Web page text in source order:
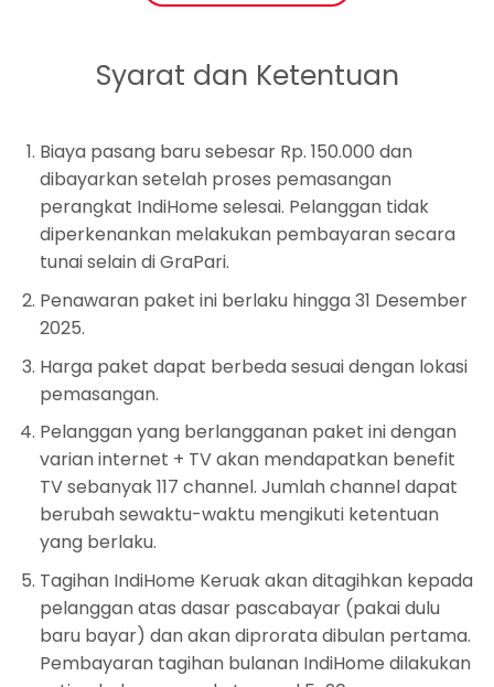
Syarat dan Ketentuan
Biaya pasang baru sebesar Rp. 150.000 dan
dibayarkan setelah proses pemasangan
perangkat IndiHome selesai. Pelanggan tidak
diperkenankan melakukan pembayaran secara
tunai selain di GraPari.
Penawaran paket ini berlaku hingga 31 Desember
2025.
Harga paket dapat berbeda sesuai dengan lokasi
pemasangan.
Pelanggan yang berlangganan paket ini dengan
varian internet + TV akan mendapatkan benefit
TV sebanyak 117 channel. Jumlah channel dapat
berubah sewaktu-waktu mengikuti ketentuan
yang berlaku.
Tagihan IndiHome Keruak akan ditagihkan kepada
pelanggan atas dasar pascabayar (pakai dulu
baru bayar) dan akan diprorata dibulan pertama.
Pembayaran tagihan bulanan IndiHome dilakukan